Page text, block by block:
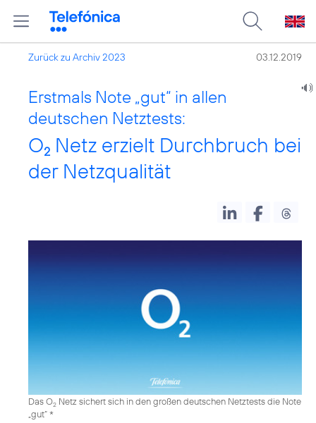
Zurück zu Archiv 2023 03.12.2019
Erstmals Note „gut“ in allen
deutschen Netztests:
O2 Netz erzielt Durchbruch bei
der Netzqualität
Das O2 Netz sichert sich in den großen deutschen Netztests die Note
„gut“ *